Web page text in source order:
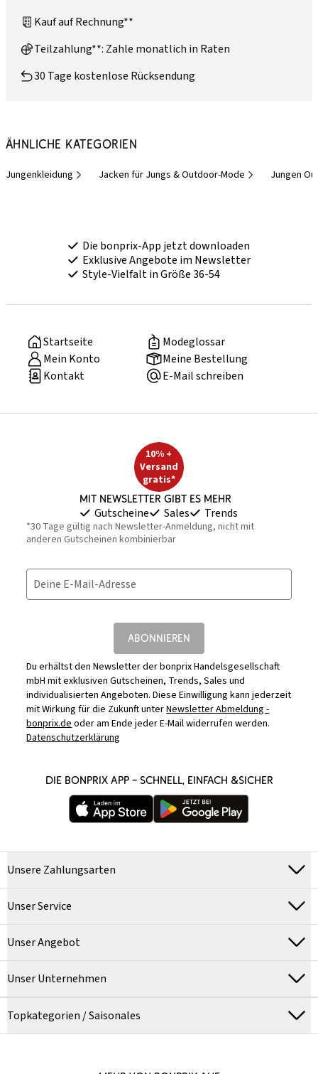
Kauf auf Rechnung**
Teilzahlung**: Zahle monatlich in Raten
30 Tage kostenlose Rücksendung
Ähnliche Kategorien
Jungenkleidung Jacken für Jungs & Outdoor-Mode Jungen
Die bonprix-App jetzt downloaden
Exklusive Angebote im Newsletter
Style-Vielfalt in Größe 36-54
Startseite
Modeglossar
Mein Konto
Meine Bestellung
Kontakt
E-Mail schreiben
10% +
Versand
gratis*
Mit Newsletter gibt es mehr
Gutscheine Sales Trends
*30 Tage gültig nach Newsletter-Anmeldung, nicht mit
anderen Gutscheinen kombinierbar
Deine E-Mail-Adresse
ABONNIEREN
Du erhältst den Newsletter der bonprix Handelsgesellschaft
mbH mit exklusiven Gutscheinen, Trends, Sales und
individualisierten Angeboten. Diese Einwilligung kann jederzeit
mit Wirkung für die Zukunft unterNewsletter Abmeldung -
bonprix.deoder am Ende jeder E-Mail widerrufen werden.
Datenschutzerklärung
DIE BONPRIX APP – SCHNELL, EINFACH &SICHER
Unsere Zahlungsarten
Unser Service
Unser Angebot
Unser Unternehmen
Topkategorien / Saisonales